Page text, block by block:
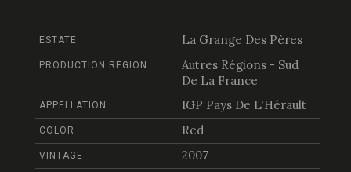
ESTATE La Grange Des Pères
PRODUCTION REGION
Autres Régions - Sud
De La France
APPELLATION IGP Pays De L'Hérault
COLOR Red
VINTAGE 2007